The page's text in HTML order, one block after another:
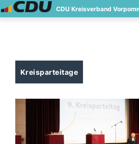
CDU Kreisverband
Kreisparteitage